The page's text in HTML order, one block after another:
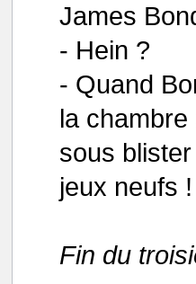
James
- Hein ?
- Quand
la
sous
jeux neufs !
Fin du